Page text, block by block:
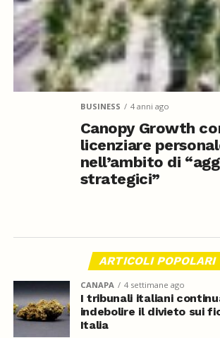
BUSINESS 4 anni ago
Canopy Growth
licenziare
nell’ambito di
strategici”
ARTICOLI POPOLARI
CANAPA 4 settimane ago
I tribunali italiani
indebolire il divieto sui
Italia